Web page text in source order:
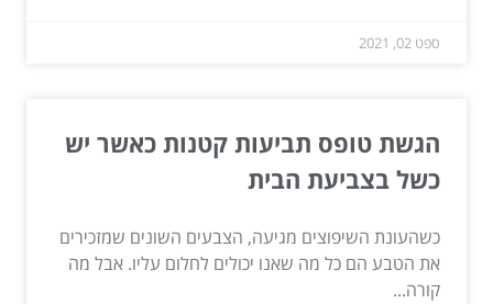
ספט 02, 2021
הגשת טופס תביעות קטנות כאשר יש
כשל בצביעת הבית
כשהעונת השיפוצים מגיעה, הצבעים השונים שמזכירים
את הטבע הם כל מה שאנו יכולים לחלום עליו. אבל מה
קורה...